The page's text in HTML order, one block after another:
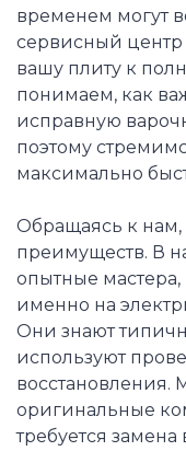
временем могут
сервисный центр
вашу плиту к
понимаем, как
исправную
поэтому
максимально
Обращаясь к нам,
преимуществ. В
опытные
именно на
Они знают
используют
оригинальные
требуется